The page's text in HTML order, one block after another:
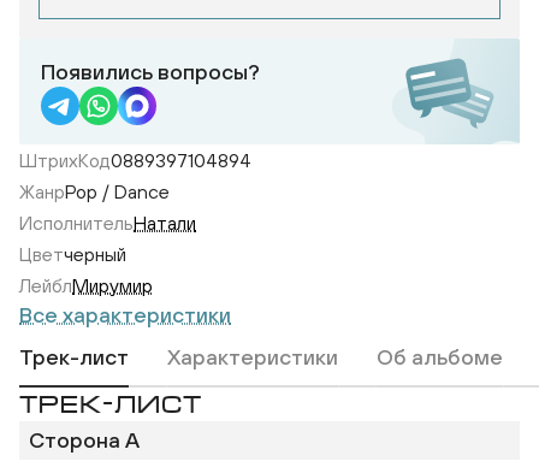
Появились вопросы?
ШтрихКод0889397104894
ЖанрPop / Dance
ИсполнительНатали
Цветчерный
ЛейблМирумир
Все характеристики
Трек-лист
Характеристики Об альбоме
ТРЕК-ЛИСТ
Сторона A